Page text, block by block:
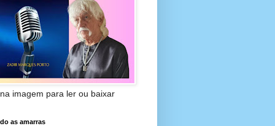
imagem para ler ou baixar
as amarras